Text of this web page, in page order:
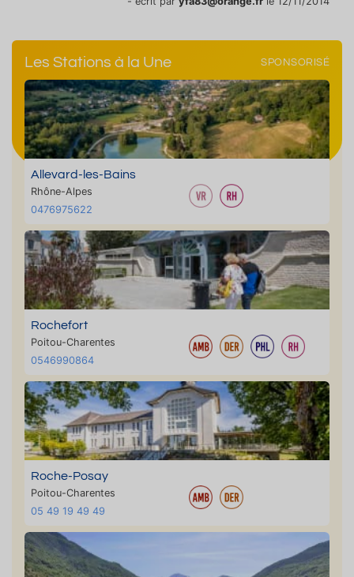
Les Stations à la Une SPONSORISÉ
Allevard-les-Bains
Rhône-Alpes
0476975622
Rochefort
Poitou-Charentes
0546990864
Roche-Posay
Poitou-Charentes
05 49 19 49 49